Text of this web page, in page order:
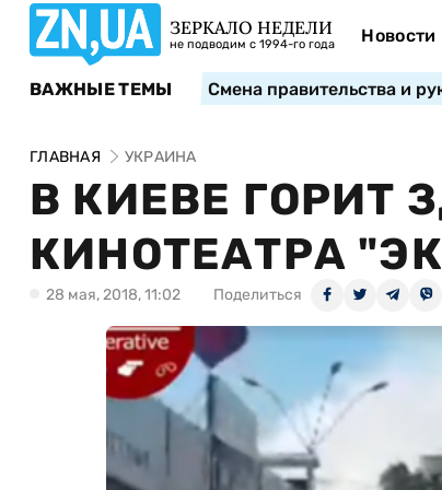
ЗЕРКАЛО НЕДЕЛИ
не подводим с 1994-го года Новости
ВАЖНЫЕ ТЕМЫ Смена правительства и
ГЛАВНАЯ УКРАИНА
В КИЕВЕ ГОРИТ
КИНОТЕАТРА
28 мая, 2018, 11:02 Поделиться